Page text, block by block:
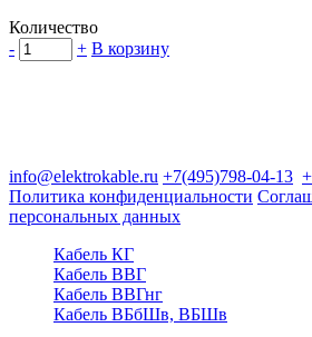
Количество
-
+ В корзину
info@elektrokable.ru +7(495)798-04-13
Политика конфиденциальности
персональных данных
Кабель КГ
Кабель ВВГ
Кабель ВВГнг
Кабель ВБбШв, ВБШв